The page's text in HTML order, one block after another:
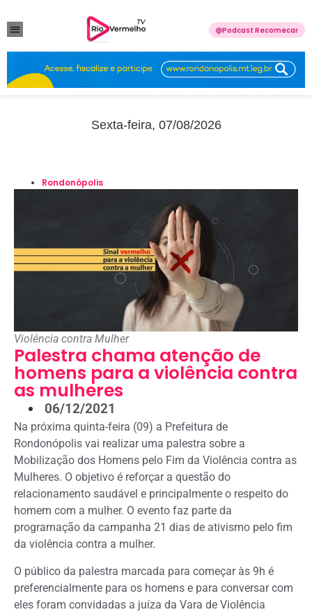
Podcast Recomecar
Sexta-feira, 07/08/2026
Rondonópolis
Violência contra Mulher
Palestra chama atenção de
homens para a violência contra
as mulheres
06/12/2021
Na próxima quinta-feira (09) a Prefeitura de
Rondonópolis vai realizar uma palestra sobre a
Mobilização dos Homens pelo Fim da Violência contra as
Mulheres. O objetivo é reforçar a questão do
relacionamento saudável e principalmente o respeito do
homem com a mulher. O evento faz parte da
programação da campanha 21 dias de ativismo pelo fim
da violência contra a mulher.
O público da palestra marcada para começar às 9h é
preferencialmente para os homens e para conversar com
eles foram convidadas a juíza da Vara de Violência